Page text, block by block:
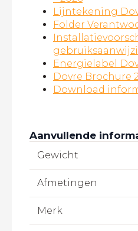
Lijntekening
Folder
Energielabel
Dovre Brochure
Download
Aanvullende
Gewicht
Afmetingen
Merk